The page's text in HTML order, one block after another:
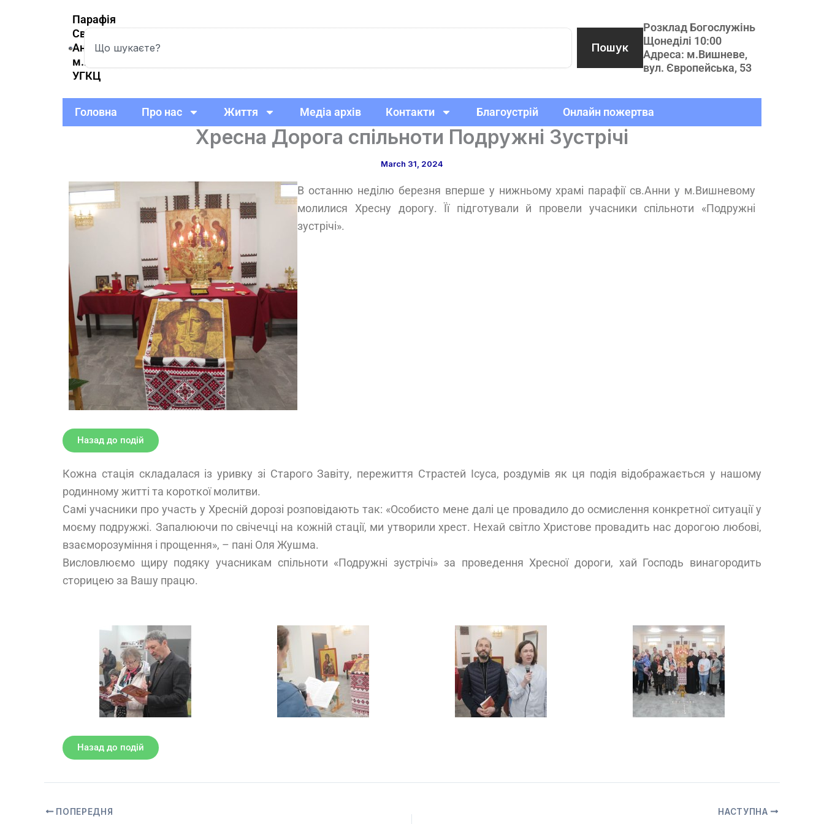
Парафія
Святої
Анни
м.Вишневе
УГКЦ
Search
Пошук
Розклад Богослужінь
Щонеділі 10:00
Адреса: м.Вишневе,
вул. Європейська, 53
Головна Про нас Життя Медіа архів Контакти Благоустрій Онлайн пожертва
Хресна Дорога спільноти Подружні Зустрічі
March 31, 2024
В останню неділю березня вперше у нижньому храмі парафії св.Анни у м.Вишневому
молилися Хресну дорогу. Її підготували й провели учасники спільноти «Подружні
зустрічі».
Назад до подій
Кожна стація складалася із уривку зі Старого Завіту, пережиття Страстей Ісуса, роздумів як ця подія відображається у нашому
родинному житті та короткої молитви.
Самі учасники про участь у Хресній дорозі розповідають так: «Особисто мене далі це провадило до осмислення конкретної ситуації у
моєму подружжі. Запалюючи по свічечці на кожній стації, ми утворили хрест. Нехай світло Христове провадить нас дорогою любові,
взаєморозуміння і прощення», – пані Оля Жушма.
Висловлюємо щиру подяку учасникам спільноти «Подружні зустрічі» за проведення Хресної дороги, хай Господь винагородить
сторицею за Вашу працю.
Назад до подій
ПОПЕРЕДНЯ НАСТУПНА